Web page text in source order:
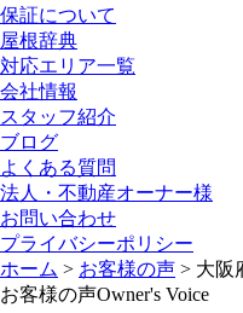
保証について
屋根辞典
対応エリア一覧
会社情報
スタッフ紹介
ブログ
よくある質問
法人・不動産オーナー様
お問い合わせ
プライバシーポリシー
ホーム > お客様の声 > 大阪
お客様の声Owner's Voice